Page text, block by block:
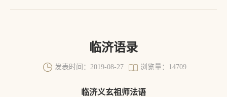
临济语录
发表时间：2019-08-27 浏览量：14709
临济义玄祖师法语